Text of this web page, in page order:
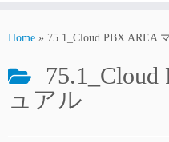
Home » 75.1_Cloud PBX AREA
ュアル